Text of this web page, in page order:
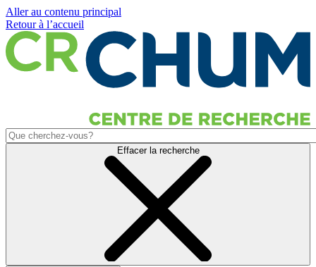
Aller au contenu principal
Retour à l’accueil
Effacer la recherche